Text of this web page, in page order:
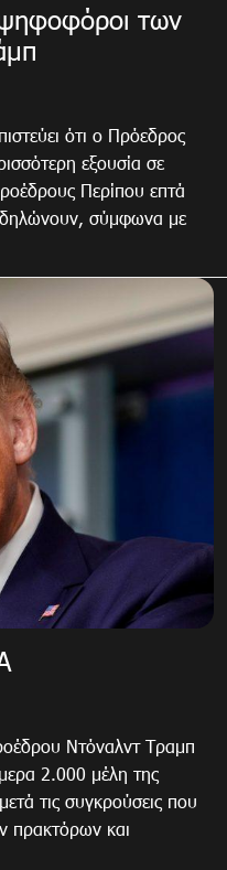
των
ότι ο Πρόεδρος
εξουσία σε
Περίπου επτά
σύμφωνα με
Ντόναλντ Τραμπ
2.000 μέλη της
τις συγκρούσεις που
πρακτόρων και